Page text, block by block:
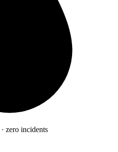
zero incidents